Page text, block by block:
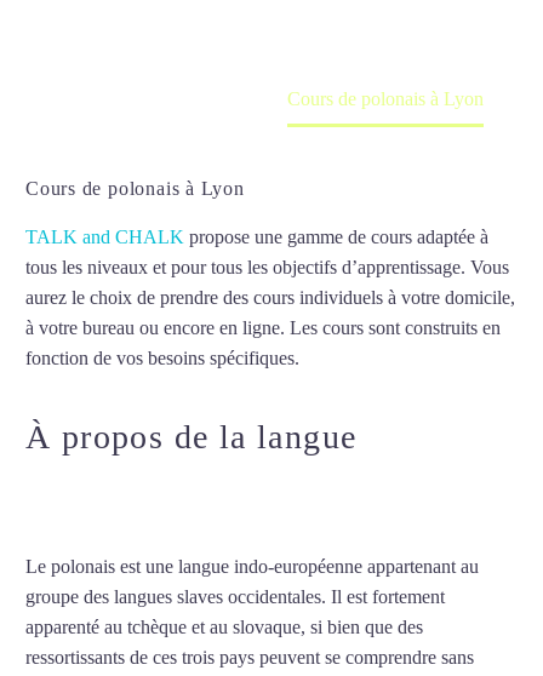
Cours de polonais à Lyon
Cours de polonais à Lyon
TALK and CHALK propose une gamme de cours adaptée à
tous les niveaux et pour tous les objectifs d’apprentissage. Vous
aurez le choix de prendre des cours individuels à votre domicile,
à votre bureau ou encore en ligne. Les cours sont construits en
fonction de vos besoins spécifiques.
À propos de la langue
Le polonais est une langue indo-européenne appartenant au
groupe des langues slaves occidentales. Il est fortement
apparenté au tchèque et au slovaque, si bien que des
ressortissants de ces trois pays peuvent se comprendre sans